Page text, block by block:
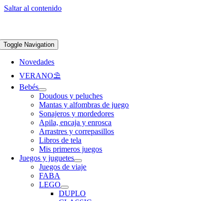
Saltar al contenido
Toggle Navigation
Novedades
VERANO⛱️​
Bebés
Doudous y peluches
Mantas y alfombras de juego
Sonajeros y mordedores
Apila, encaja y enrosca
Arrastres y correpasillos
Libros de tela
Mis primeros juegos
Juegos y juguetes
Juegos de viaje
FABA
LEGO
DUPLO